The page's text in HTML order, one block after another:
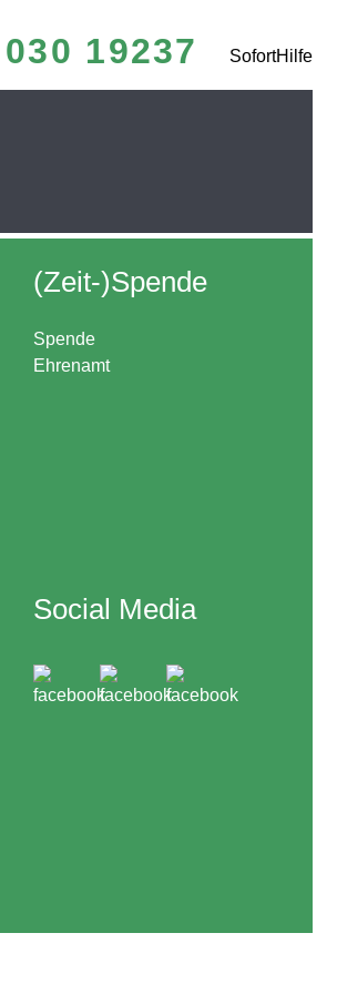
030 19237 SofortHilfe
(Zeit-)Spende
Spende
Ehrenamt
Social Media